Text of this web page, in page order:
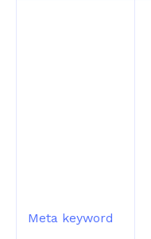
Meta keyword